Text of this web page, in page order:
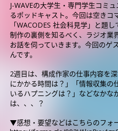
J-WAVEの大学生・専門学生コミ
るポッドキャスト。今回は空きコ
「WACODES 社会科見学」と題
制作の裏側を知るべく、ラジオ業
お話を伺っていきます。今回のゲ
んです。
2週目は、構成作家の仕事内容を
にかかる時間は？」「情報収集の
いるハプニングは？」などなかな
は、、、？
▼感想・要望などはこちらのフォ